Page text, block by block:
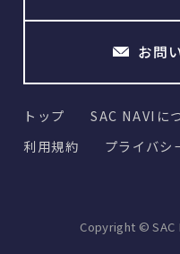
お問
トップ SAC NAVIに
利用規約
プライバシ
Copyright © SAC